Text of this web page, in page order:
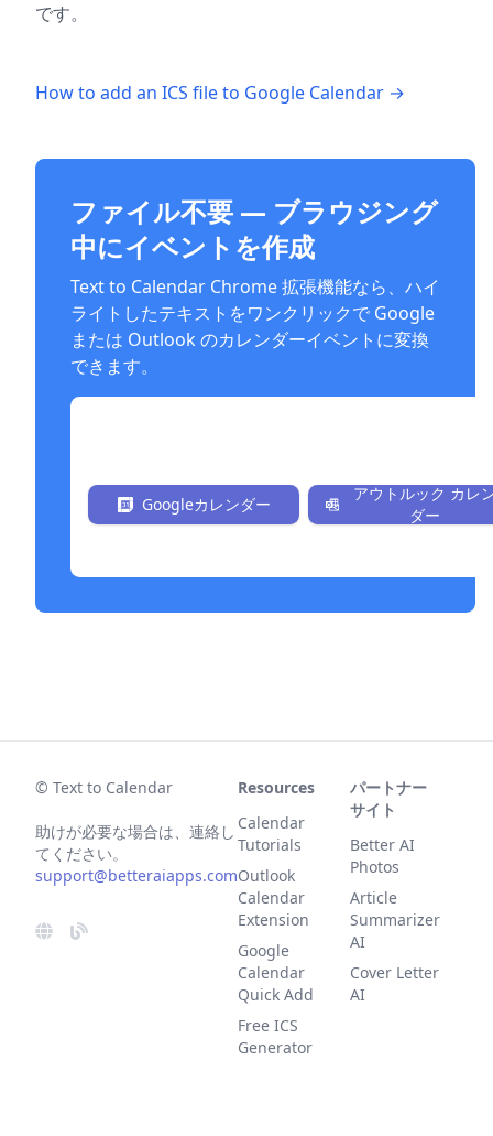
です。
How to add an ICS file to Google Calendar →
ファイル不要 — ブラウジング
中にイベントを作成
Text to Calendar Chrome 拡張機能なら、ハイ
ライトしたテキストをワンクリックで Google
または Outlook のカレンダーイベントに変換
できます。
Googleカレンダー
アウトルック カレ
ダー
© Text to Calendar
助けが必要な場合は、連絡し
てください。
support@betteraiapps.com
Resources
Calendar
Tutorials
Outlook
Calendar
Extension
Google
Calendar
Quick Add
Free ICS
Generator
パートナー
サイト
Better AI
Photos
Article
Summarizer
AI
Cover Letter
AI